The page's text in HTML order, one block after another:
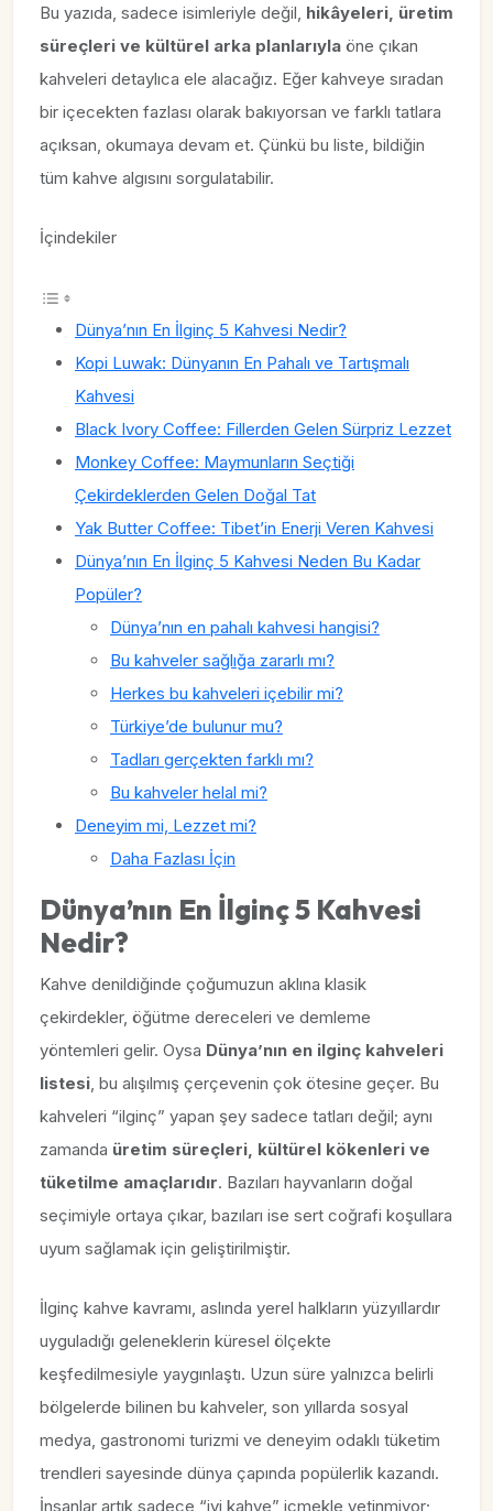
Bu yazıda, sadece isimleriyle değil, hikâyeleri, üretim
süreçleri ve kültürel arka planlarıyla öne çıkan
kahveleri detaylıca ele alacağız. Eğer kahveye sıradan
bir içecekten fazlası olarak bakıyorsan ve farklı tatlara
açıksan, okumaya devam et. Çünkü bu liste, bildiğin
tüm kahve algısını sorgulatabilir.
İçindekiler
Dünya’nın En İlginç 5 Kahvesi Nedir?
Kopi Luwak: Dünyanın En Pahalı ve Tartışmalı
Kahvesi
Black Ivory Coffee: Fillerden Gelen Sürpriz Lezzet
Monkey Coffee: Maymunların Seçtiği
Çekirdeklerden Gelen Doğal Tat
Yak Butter Coffee: Tibet’in Enerji Veren Kahvesi
Dünya’nın En İlginç 5 Kahvesi Neden Bu Kadar
Popüler?
Dünya’nın en pahalı kahvesi hangisi?
Bu kahveler sağlığa zararlı mı?
Herkes bu kahveleri içebilir mi?
Türkiye’de bulunur mu?
Tadları gerçekten farklı mı?
Bu kahveler helal mi?
Deneyim mi, Lezzet mi?
Daha Fazlası İçin
Dünya’nın En İlginç 5 Kahvesi
Nedir?
Kahve denildiğinde çoğumuzun aklına klasik
çekirdekler, öğütme dereceleri ve demleme
yöntemleri gelir. Oysa Dünya’nın en ilginç kahveleri
listesi , bu alışılmış çerçevenin çok ötesine geçer. Bu
kahveleri “ilginç” yapan şey sadece tatları değil; aynı
zamanda üretim süreçleri, kültürel kökenleri ve
tüketilme amaçlarıdır. Bazıları hayvanların doğal
seçimiyle ortaya çıkar, bazıları ise sert coğrafi koşullara
uyum sağlamak için geliştirilmiştir.
İlginç kahve kavramı, aslında yerel halkların yüzyıllardır
uyguladığı geleneklerin küresel ölçekte
keşfedilmesiyle yaygınlaştı. Uzun süre yalnızca belirli
bölgelerde bilinen bu kahveler, son yıllarda sosyal
medya, gastronomi turizmi ve deneyim odaklı tüketim
trendleri sayesinde dünya çapında popülerlik kazandı.
İnsanlar artık sadece “iyi kahve” içmekle yetinmiyor;